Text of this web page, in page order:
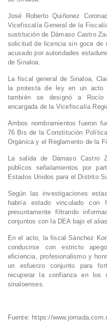
José Roberto Quiñonez
Vicefiscalía General de la
sustitución de Dámaso Castro
solicitud de licencia sin goce de
acusado por autoridades
de Sinaloa.
La fiscal general de Sinaloa,
la protesta de ley en un acto
también se designó a Rocío
encargada de la Vicefiscalía
Ambos nombramientos fueron
76 Bis de la Constitución
Orgánica y el Reglamento de la
La salida de Dámaso Castro
públicos señalamientos por
Estados Unidos para el Distrito
Según las investigaciones
habría estado vinculado con
presuntamente filtrando
conjuntos con la DEA bajo el
En el acto, la fiscal Sánchez
conducirse con estricto
eficiencia, profesionalismo y
un esfuerzo conjunto para
recuperar la confianza en los
sinaloenses.
Fuente: https://